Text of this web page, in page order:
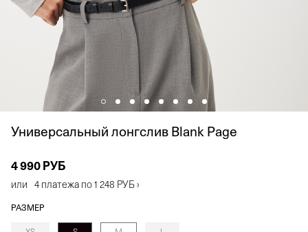
Универсальный лонгслив Blank Page
4 990 РУБ
или 4 платежа по 1 248 РУБ ›
РАЗМЕР